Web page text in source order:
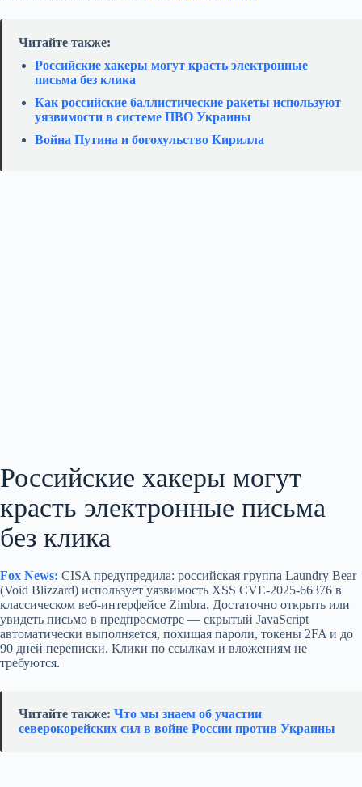
Читайте также:
Российские хакеры могут красть электронные
письма без клика
Как российские баллистические ракеты используют
уязвимости в системе ПВО Украины
Война Путина и богохульство Кирилла
Российские хакеры могут
красть электронные письма
без клика
Fox News: CISA предупредила: российская группа Laundry Bear
(Void Blizzard) использует уязвимость XSS CVE-2025-66376 в
классическом веб‑интерфейсе Zimbra. Достаточно открыть или
увидеть письмо в предпросмотре — скрытый JavaScript
автоматически выполняется, похищая пароли, токены 2FA и до
90 дней переписки. Клики по ссылкам и вложениям не
требуются.
Читайте также: Что мы знаем об участии
северокорейских сил в войне России против Украины